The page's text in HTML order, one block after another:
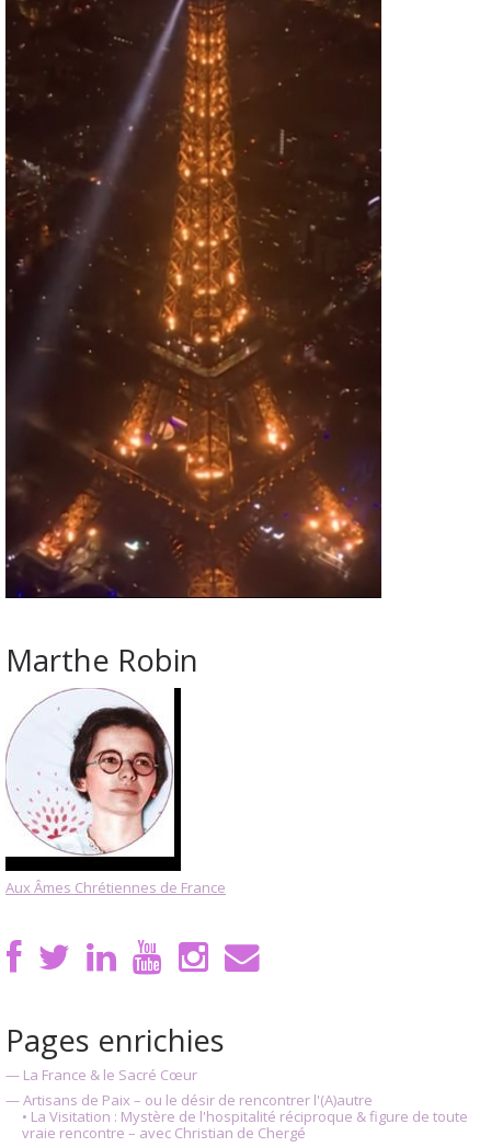
Marthe Robin
Aux Âmes Chrétiennes de France
Pages enrichies
— La France & le Sacré Cœur
— Artisans de Paix – ou le désir de rencontrer l'(A)autre
• La Visitation : Mystère de l'hospitalité réciproque & figure de toute
vraie rencontre – avec Christian de Chergé